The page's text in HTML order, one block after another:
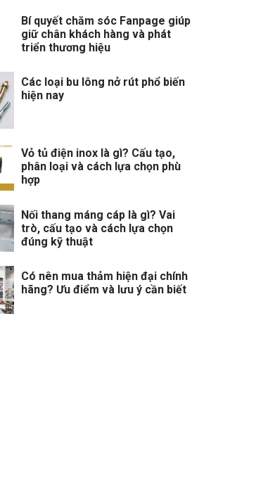
Bí quyết chăm sóc Fanpage giúp
giữ chân khách hàng và phát
triển thương hiệu
Các loại bu lông nở rút phổ biến
hiện nay
Vỏ tủ điện inox là gì? Cấu tạo,
phân loại và cách lựa chọn phù
hợp
Nối thang máng cáp là gì? Vai
trò, cấu tạo và cách lựa chọn
đúng kỹ thuật
Có nên mua thảm hiện đại chính
hãng? Ưu điểm và lưu ý cần biết